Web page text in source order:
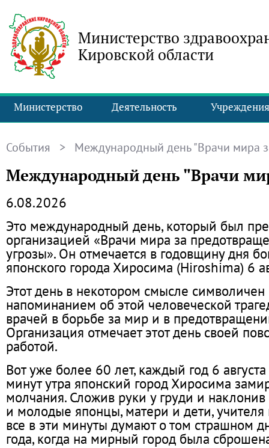
Министерство
Кировской области
Министерство Деятельность Учреждения
События > Международный день "Врачи мира
Международный день "Врачи
6.08.2026
Это международный день, который был
организацией «Врачи мира за
угрозы». Он отмечается в годовщину дня
японского города Хиросима (Hiroshima) 6
Этот день в некотором смысле символичен
напоминанием об этой человеческой
врачей в борьбе за мир и в
Организация отмечает этот день своей
работой.
Вот уже более 60 лет, каждый год 6
минут утра японский город Хиросима
молчания. Сложив руки у груди и
и молодые японцы, матери и дети,
все в эти минуты думают о том страшном
года, когда на мирный город была